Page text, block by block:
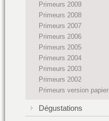
Primeurs 2009
Primeurs 2008
Primeurs 2007
Primeurs 2006
Primeurs 2005
Primeurs 2004
Primeurs 2003
Primeurs 2002
Primeurs version papier
Dégustations